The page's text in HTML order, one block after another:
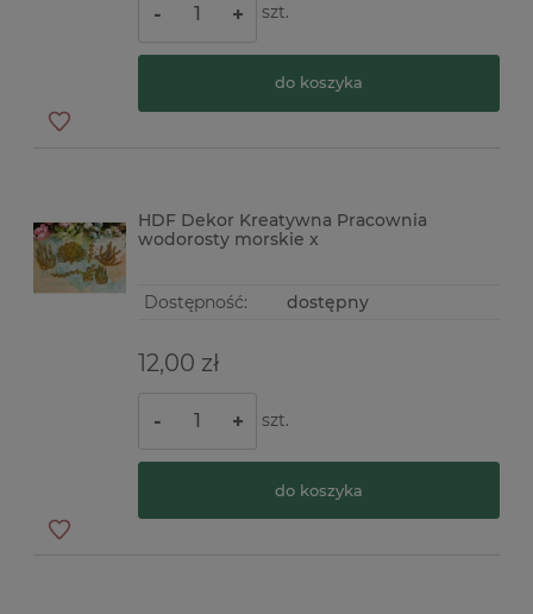
- + szt.
do koszyka
HDF Dekor Kreatywna Pracownia
wodorosty morskie x
Dostępność: dostępny
12,00 zł
- + szt.
do koszyka